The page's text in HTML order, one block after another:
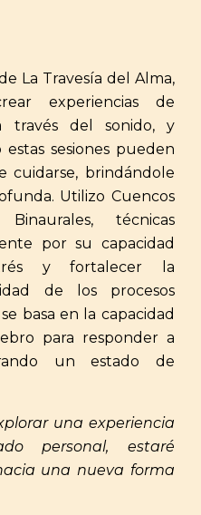
La Travesía del Alma,
experiencias de
través del sonido, y
sesiones pueden
cuidarse, brindándole
Utilizo Cuencos
técnicas
por su capacidad
y fortalecer la
de los procesos
basa en la capacidad
para responder a
un estado de
una experiencia
personal, estaré
una nueva forma